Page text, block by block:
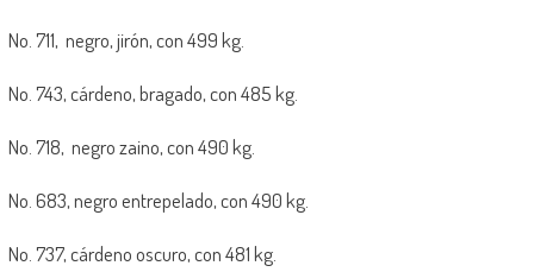
No. 711, negro, jirón, con 499 kg.
No. 743, cárdeno, bragado, con 485 kg.
No. 718, negro zaino, con 490 kg.
No. 683, negro entrepelado, con 490 kg.
No. 737, cárdeno oscuro, con 481 kg.